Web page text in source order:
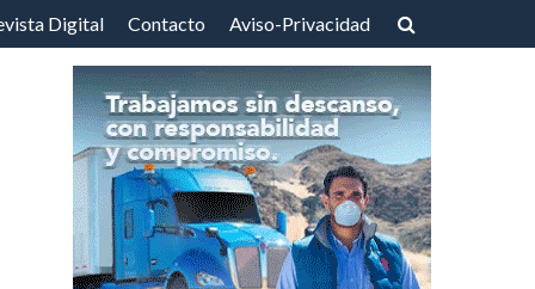
Digital Contacto Aviso-Privacidad